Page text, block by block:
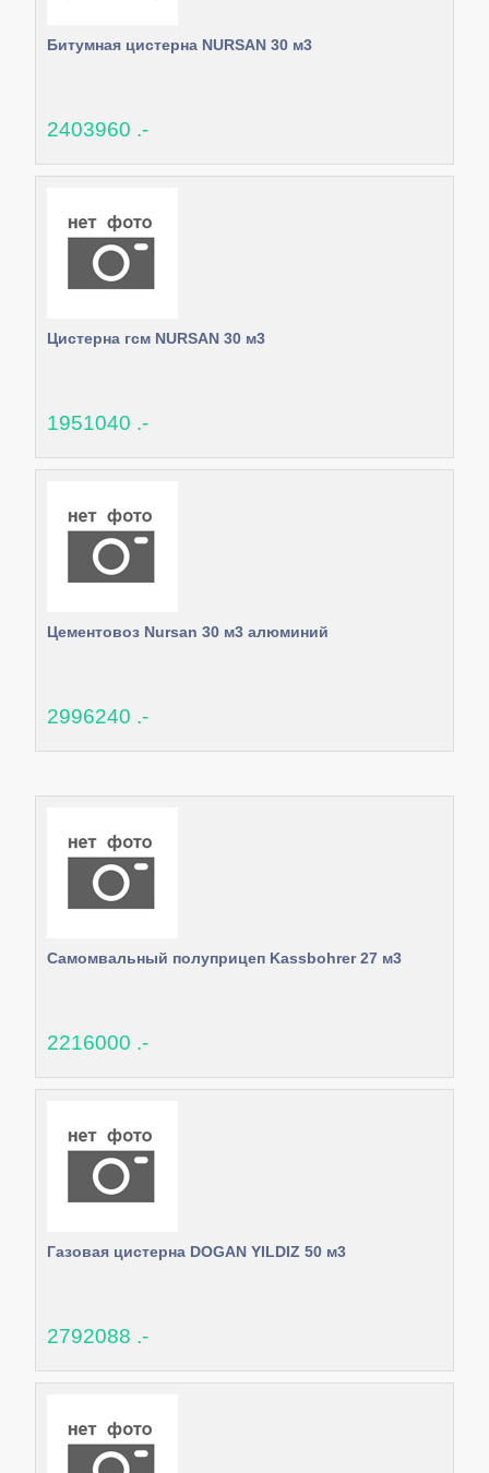
Битумная цистерна NURSAN 30 м3
2403960 .-
Цистерна гсм NURSAN 30 м3
1951040 .-
Цементовоз Nursan 30 м3 алюминий
2996240 .-
Самомвальный полуприцеп Kassbohrer 27 м3
2216000 .-
Газовая цистерна DOGAN YILDIZ 50 м3
2792088 .-